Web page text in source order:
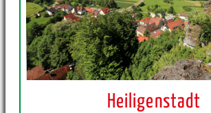
Heiligenstadt